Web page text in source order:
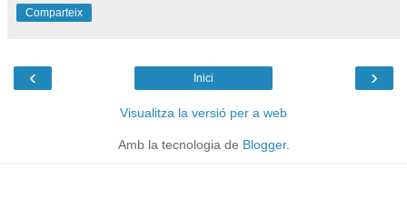
Comparteix
‹ ›
Inici
Visualitza la versió per a web
Amb la tecnologia de Blogger.